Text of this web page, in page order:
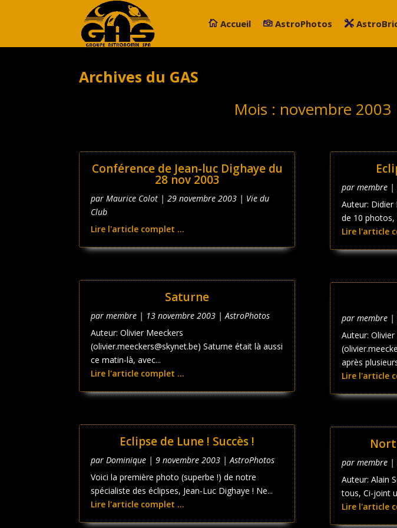
Accueil AstroPhotos
Archives du GAS
Mois : novembre 2003
Conférence de Jean-luc Dighaye du
28 nov 2003
parMaurice Colot |29 novembre 2003 | Vie du
Club
Lire l'article complet ...
Saturne
parmembre | 13 novembre 2003 |AstroPhotos
Auteur: Olivier Meeckers
(olivier.meeckers@skynet.be) Saturne était là aussi
ce matin-là, avec...
Lire l'article complet ...
Eclipse de Lune ! Succès !
parDominique |9 novembre 2003 |AstroPhotos
Voici la première photo (superbe !) de notre
spécialiste des éclipses, Jean-Luc Dighaye ! Ne...
Lire l'article complet ...
par membre|
Auteur: Didier
de 10 photos,
Lire l'article
par membre|
Auteur:
après
Lire l'article
par membre|
Auteur: Alain
tous, Ci-joint
Lire l'article